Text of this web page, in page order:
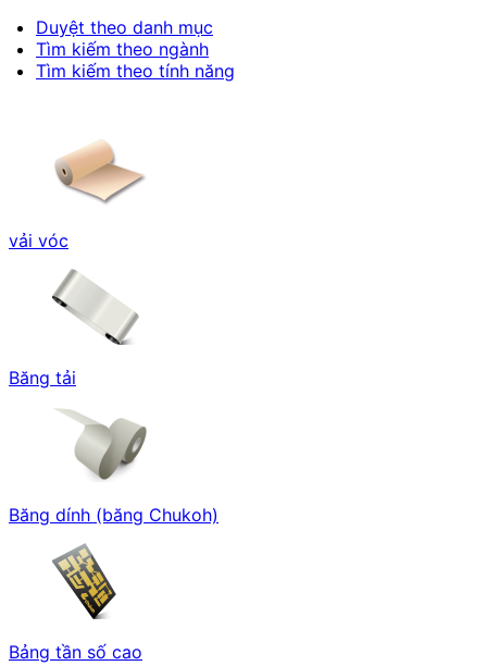
Duyệt theo danh mục
Tìm kiếm theo ngành
Tìm kiếm theo tính năng
vải vóc
Băng tải
Băng dính (băng Chukoh)
Bảng tần số cao